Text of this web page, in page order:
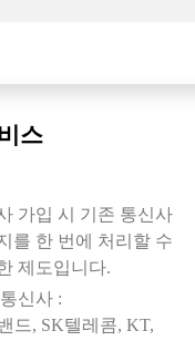
스
가입 시 기존 통신사
를 한 번에 처리할 수
제도입니다.
신사 :
드, SK텔레콤, KT,